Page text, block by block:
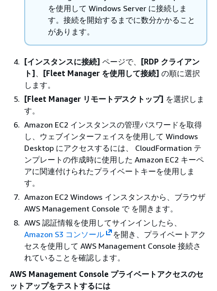
を使用して Windows Server に接続しま
す。接続を開始するまでに数分かかること
があります。
[インスタンスに接続] ページで、 [RDP クライアン
ト]
[Fleet Manager を使用して接続] の順に選択
します。
[Fleet Manager リモートデスクトップ] を選択しま
す。
Amazon EC2 インスタンスの管理パスワードを取得
し、ウェブインターフェイスを使用して Windows
Desktop にアクセスするには、 CloudFormation テ
ンプレートの作成時に使用した Amazon EC2 キーペ
アに関連付けられたプライベートキーを使用しま
す。
Amazon EC2 Windows インスタンスから、ブラウザ
AWS Management Console で を開きます。
AWS 認証情報を使用してサインインしたら、
Amazon S3 コンソール
を開き、プライベートアク
セスを使用して AWS Management Console 接続さ
れていることを確認します。
AWS Management Console プライベートアクセスのセ
ットアップをテストするには